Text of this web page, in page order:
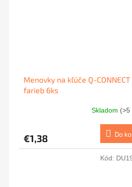
Menovky na kľúče Q-
farieb 6ks
Skladom (>5
€1,38 Do
Kód: